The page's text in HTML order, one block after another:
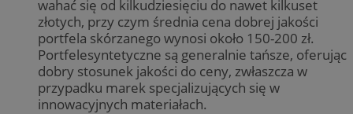
wahać się od kilkudziesięciu do nawet kilkuset
złotych, przy czym średnia cena dobrej jakości
portfela skórzanego wynosi około 150-200 zł.
Portfelesyntetyczne są generalnie tańsze, oferując
dobry stosunek jakości do ceny, zwłaszcza w
przypadku marek specjalizujących się w
innowacyjnych materiałach.